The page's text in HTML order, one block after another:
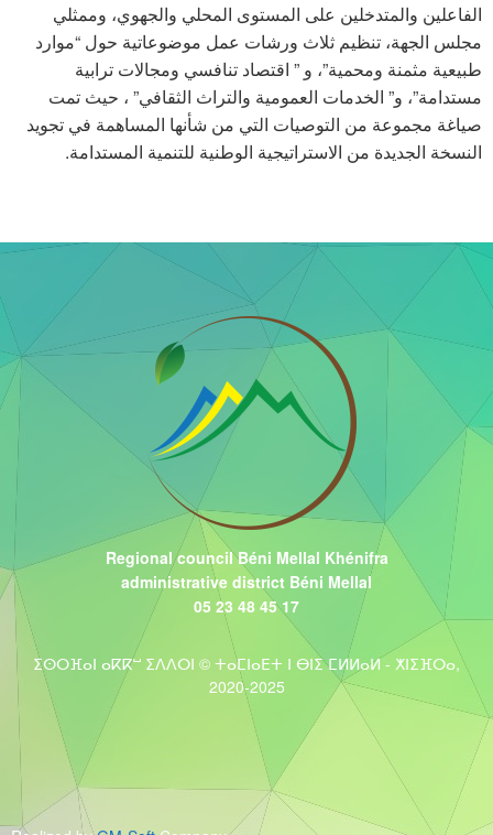
الفاعلين والمتدخلين على المستوى المحلي والجهوي، وممثلي
مجلس الجهة، تنظيم ثلاث ورشات عمل موضوعاتية حول “موارد
طبيعية مثمنة ومحمية”، و ” اقتصاد تنافسي ومجالات ترابية
مستدامة”، و” الخدمات العمومية والتراث الثقافي” ، حيث تمت
صياغة مجموعة من التوصيات التي من شأنها المساهمة في تجويد
النسخة الجديدة من الاستراتيجية الوطنية للتنمية المستدامة.
Regional council Béni Mellal Khénifra
administrative district Béni Mellal
05 23 48 45 17
ⵉⵙⵔⴼⴰⵏ ⴰⴽⴽⵯ ⵉⴷⴷⵔⵏ © ⵜⴰⵎⵏⴰⴹⵜ ⵏ ⴱⵏⵉ ⵎⵍⵍⴰⵍ - ⵅⵏⵉⴼⵔⴰ,
2020-2025